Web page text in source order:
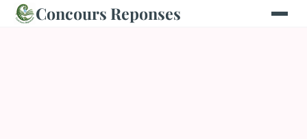
Concours Reponses